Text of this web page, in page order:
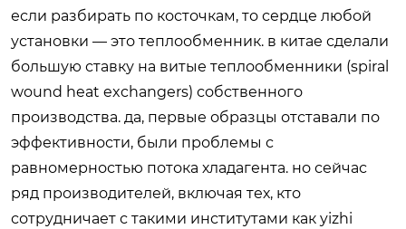
если разбирать по косточкам, то сердце любой
установки — это теплообменник. в китае сделали
большую ставку на витые теплообменники (spiral
wound heat exchangers) собственного
производства. да, первые образцы отставали по
эффективности, были проблемы с
равномерностью потока хладагента. но сейчас
ряд производителей, включая тех, кто
сотрудничает с такими институтами как yizhi